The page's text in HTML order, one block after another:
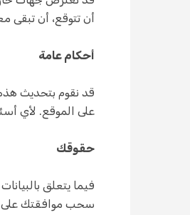
أن تتوقع، أن تبقى
أحكام عامة
على الموقع. لأي
حقوقك
فيما يتعلق